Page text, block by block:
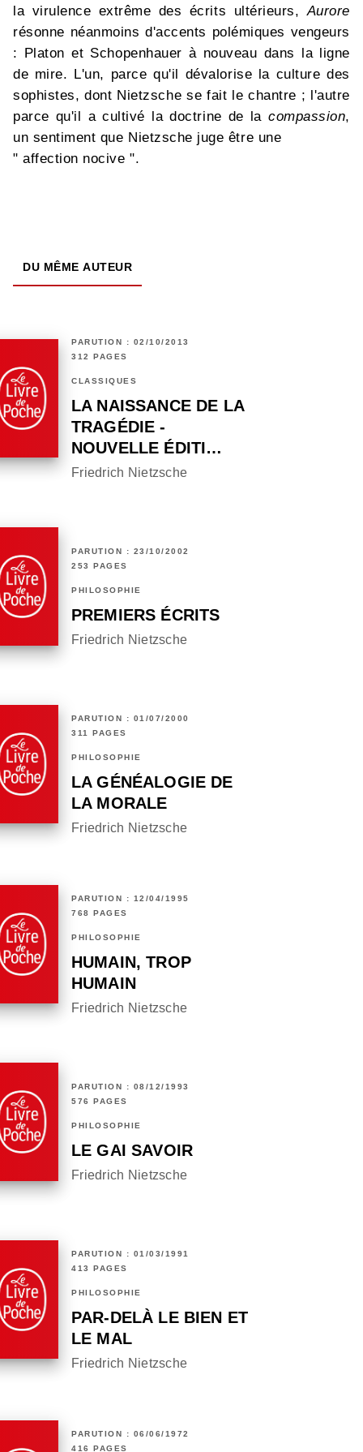
la virulence extrême des écrits ultérieurs,Aurore
résonne néanmoins d'accents polémiques vengeurs
: Platon et Schopenhauer à nouveau dans la ligne
de mire. L'un, parce qu'il dévalorise la culture des
sophistes, dont Nietzsche se fait le chantre ; l'autre
parce qu'il a cultivé la doctrine de lacompassion,
un sentiment que Nietzsche juge être une
" affection nocive ".
DU MÊME AUTEUR
PARUTION : 02/10/2013
312 PAGES
CLASSIQUES
LA NAISSANCE DE LA
TRAGÉDIE -
NOUVELLE ÉDITI…
Friedrich Nietzsche
PARUTION : 23/10/2002
253 PAGES
PHILOSOPHIE
PREMIERS ÉCRITS
Friedrich Nietzsche
PARUTION : 01/07/2000
311 PAGES
PHILOSOPHIE
LA GÉNÉALOGIE DE
LA MORALE
Friedrich Nietzsche
PARUTION : 12/04/1995
768 PAGES
PHILOSOPHIE
HUMAIN, TROP
HUMAIN
Friedrich Nietzsche
PARUTION : 08/12/1993
576 PAGES
PHILOSOPHIE
LE GAI SAVOIR
Friedrich Nietzsche
PARUTION : 01/03/1991
413 PAGES
PHILOSOPHIE
PAR-DELÀ LE BIEN ET
LE MAL
Friedrich Nietzsche
PARUTION : 06/06/1972
416 PAGES